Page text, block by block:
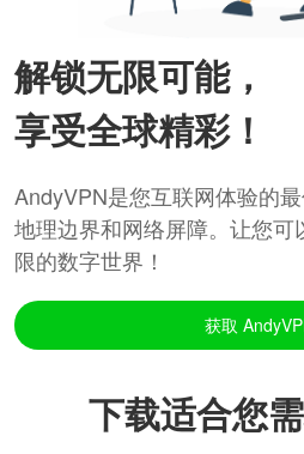
解锁无限可能，
享受全球精彩！
AndyVPN是您互联网体验的
地理边界和网络屏障。让您
限的数字世界！
获取
下载适合您